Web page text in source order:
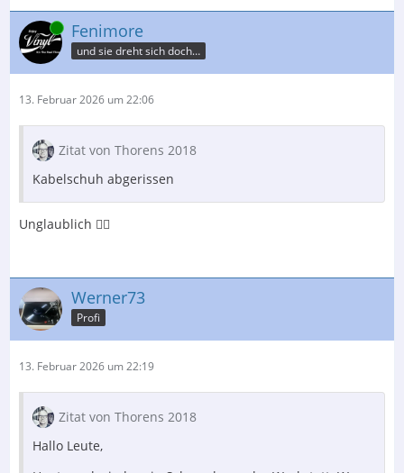
Online Fenimore
und sie dreht sich doch…
13. Februar 2026 um 22:06
Zitat von Thorens 2018
Kabelschuh abgerissen
Unglaublich 🤦‍♂️
Werner73
Profi
13. Februar 2026 um 22:19
Zitat von Thorens 2018
Hallo Leute,